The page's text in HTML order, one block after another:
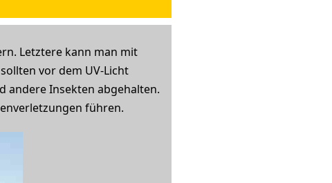
Letztere kann man mit
vor dem UV-Licht
andere Insekten abgehalten.
führen.